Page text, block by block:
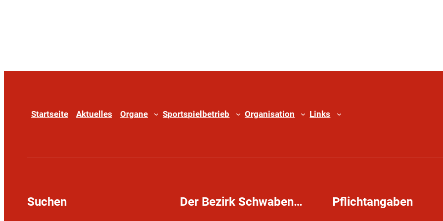
Startseite Aktuelles Organe Sportspielbetrieb Organisation Links
Suchen Der Bezirk Schwaben… Pflichtangaben